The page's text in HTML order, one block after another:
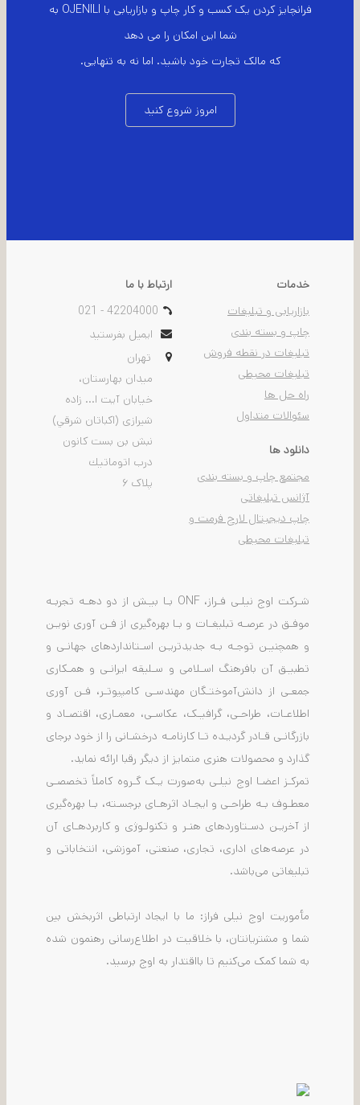
فرانچایز کردن یک کسب و کار چاپ و بازاریابی با OJENILI به
شما این امکان را می دهد
که مالک تجارت خود باشید. اما نه به تنهایی.
امروز شروع کنید
خدمات
بازاریابی و تبلیغات
چاپ و بسته بندی
تبلیغات در نقطه فروش
تبلیغات محیطی
راه حل ها
سئوالات متداول
ارتباط با ما
021 - 42204000
ایمیل بفرستید
تهران
ميدان بهارستان،
خيابان آیت ا... زاده
شیرازی (اكباتان شرقي)
نبش بن بست كانون
درب اتوماتيك
پلاک ۶
دانلود ها
مجتمع چاپ و بسته بندی
آژانس تبلیغاتی
چاپ دیجیتال لارج فرمت و
تبلیغات محیطی
شـرکت اوج نیلـی فـراز، ONF بـا بیـش از دو دهـه تجربـه
موفـق در عرصـه تبلیغـات و بـا بهره‌گیری از فـن آوری نویـن
و همچنیـن توجـه بـه جدیدتریـن اسـتانداردهای جهانـی و
تطبیـق آن بافرهنگ اسـلامی و سـلیقه ایرانـی و همـکاری
جمعـی از دانش‌آموختـگان مهندسـی کامپیوتـر، فـن آوری
اطلاعـات، طراحـی، گرافیـک، عکاسـی، معمـاری، اقتصـاد و
بازرگانـی قـادر گردیـده تـا کارنامـه درخشـانی را از خود برجای
گذارد و محصولات هنری متمایز از دیگر رقبا ارائه نماید.
تمرکـز اعضـا اوج نیلـی به‌صورت یـک گـروه کاملاً تخصصـی
معطـوف بـه طراحـی و ایجـاد اثرهـای برجسـته، بـا بهره‌گیری
از آخریـن دسـتاوردهای هنـر و تکنولـوژی و کاربردهـای آن
در عرصه‌های اداری، تجاری، صنعتی، آموزشی، انتخاباتی و
تبلیغاتی می‌باشد.
مأموریت اوج نیلی فراز: ما با ایجاد ارتباطی اثربخش بین
شما و مشتریانتان، با خلاقیت در اطلاع‌رسانی رهنمون شده
به شما کمک می‌کنیم تا بااقتدار به اوج برسید.